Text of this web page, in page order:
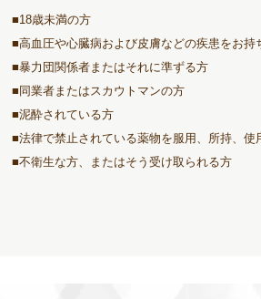
■18歳未満の方
■高血圧や心臓病および皮膚などの疾患をお持
■暴力団関係者またはそれに準ずる方
■同業者またはスカウトマンの方
■泥酔されている方
■法律で禁止されている薬物を服用、所持、使
■不衛生な方、またはそう受け取られる方